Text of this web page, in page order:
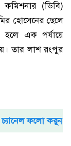
(ডিবি)
হোসেনের ছেলে
হলে এক পর্যায়ে
তার লাশ রংপুর
ফলো করুন